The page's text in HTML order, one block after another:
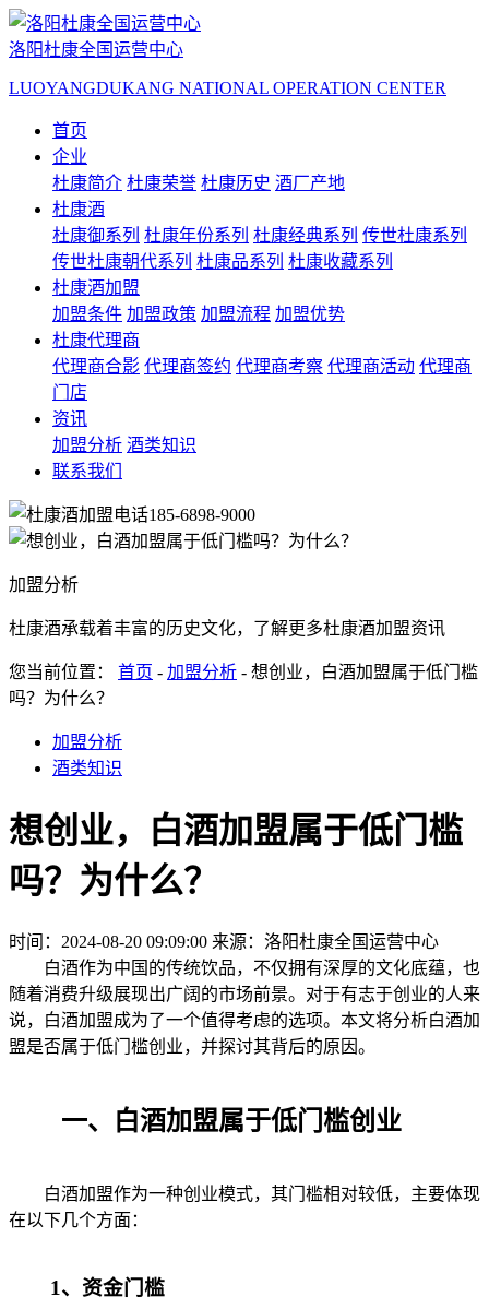
洛阳杜康全国运营中心
LUOYANGDUKANG NATIONAL OPERATION CENTER
首页
企业
杜康简介 杜康荣誉 杜康历史 酒厂产地
杜康酒
杜康御系列 杜康年份系列 杜康经典系列 传世杜康系列
传世杜康朝代系列 杜康品系列 杜康收藏系列
杜康酒加盟
加盟条件 加盟政策 加盟流程 加盟优势
杜康代理商
代理商合影 代理商签约 代理商考察 代理商活动 代理商
门店
资讯
加盟分析 酒类知识
联系我们
185-6898-9000
加盟分析
杜康酒承载着丰富的历史文化，了解更多杜康酒加盟资讯
您当前位置： 首页 - 加盟分析 - 想创业，白酒加盟属于低门槛
吗？为什么？
加盟分析
酒类知识
想创业，白酒加盟属于低门槛
吗？为什么？
时间：2024-08-20 09:09:00 来源：洛阳杜康全国运营中心
白酒作为中国的传统饮品，不仅拥有深厚的文化底蕴，也
随着消费升级展现出广阔的市场前景。对于有志于创业的人来
说，白酒加盟成为了一个值得考虑的选项。本文将分析白酒加
盟是否属于低门槛创业，并探讨其背后的原因。
一、白酒加盟属于低门槛创业
白酒加盟作为一种创业模式，其门槛相对较低，主要体现
在以下几个方面：
1、资金门槛